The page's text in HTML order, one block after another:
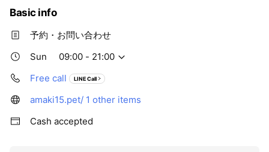
・『いぬのきもち』表紙撮影
・文化放送『編集長 稲垣吾郎』出演・対談
・読売テレビ『ピーチCAFE』出演。川田裕美司会
・カメラ雑誌『写ガール』連載
Basic info
予約・お問い合わせ
Sun
09:00 - 21:00
Free call
LINE Call
amaki15.pet/ 1 other items
Cash accepted